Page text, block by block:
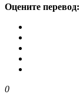
Оцените перевод:
0